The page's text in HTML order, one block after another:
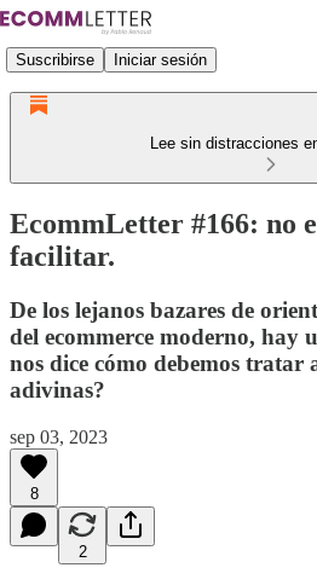
Suscribirse Iniciar sesión
Lee sin distracciones
EcommLetter #166: no
facilitar.
De los lejanos bazares de
del ecommerce moderno, hay
nos dice cómo debemos tratar
adivinas?
sep 03, 2023
8
2